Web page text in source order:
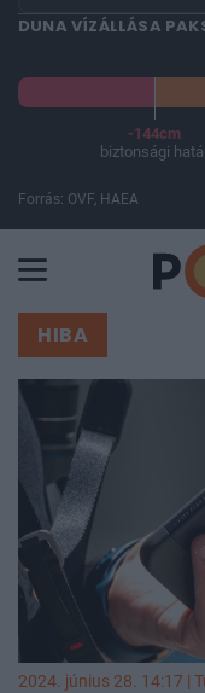
DUNA VÍZÁLLÁSA
-144cm
biztonsági
Forrás: OVF, HAEA
HIBA
2024. június 28. 14:17 |